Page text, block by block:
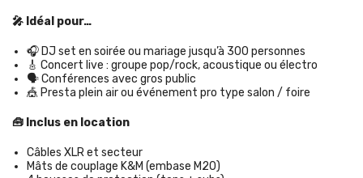
🎤 Idéal pour…
🎧 DJ set en soirée ou mariage jusqu’à 300 personnes
🎸 Concert live : groupe pop/rock, acoustique ou électro
🗣️ Conférences avec gros public
🎪 Presta plein air ou événement pro type salon / foire
🧰 Inclus en location
Câbles XLR et secteur
Mâts de couplage K&M (embase M20)